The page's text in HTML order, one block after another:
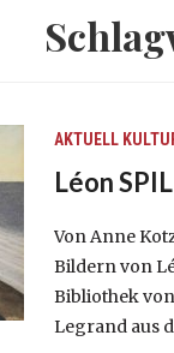
AKTUELL
Léon
Von Anne
Bildern von
Bibliothek
Legrand aus